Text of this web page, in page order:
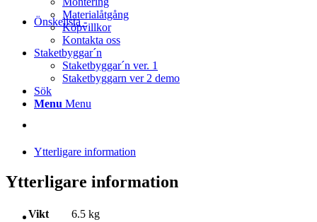
Önskelista -
Materialåtgång
Köpvillkor
Kontakta oss
Staketbyggar´n
Staketbyggar´n ver. 1
Staketbyggarn ver 2 demo
Sök
Menu Menu
Ytterligare information
Ytterligare information
Vikt
6.5 kg